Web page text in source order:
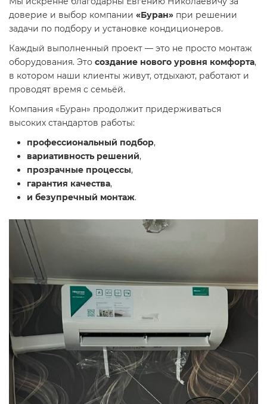
доверие и выбор компании «Буран» при решении
задачи по подбору и установке кондиционеров.
Каждый выполненный проект — это не просто монтаж
оборудования. Это создание нового уровня комфорта,
в котором наши клиенты живут, отдыхают, работают и
проводят время с семьёй.
Компания «Буран» продолжит придерживаться
высоких стандартов работы:
профессиональный подбор,
вариативность решений,
прозрачные процессы,
гарантия качества,
и безупречный монтаж.